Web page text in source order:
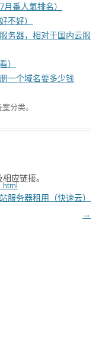
番人氣排名）
不好）
务器，相对于国内云服
）
一个域名要多少钱
案分类。
应链接。
服务器租用（快速云）
→